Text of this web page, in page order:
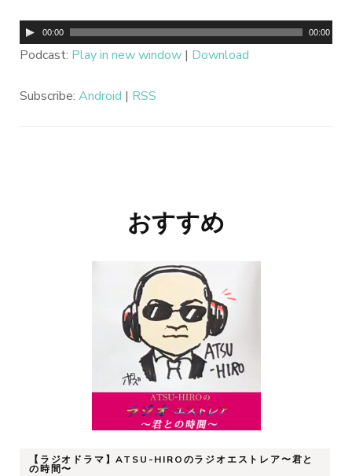
音
声
レ
00:00 00:00
Podcast: Play in new window | Download
Subscribe: Android | RSS
おすすめ
【ラジオドラマ】ATSU-HIROのラジオエストレア〜君と
の時間〜